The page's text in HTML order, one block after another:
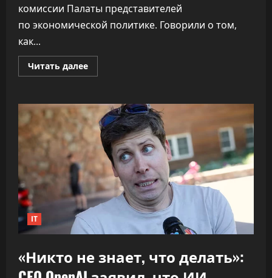
комиссии Палаты представителей
по экономической политике. Говорили о том,
как...
Читать далееПрочитать
больше
что
вклад
компаний-
резидентов
в
экономику
«подошёл
30%»
IT
«Никто не знает, что делать»: